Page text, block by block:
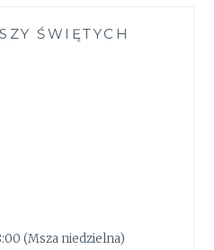
ŚWIĘTYCH
(Msza niedzielna)